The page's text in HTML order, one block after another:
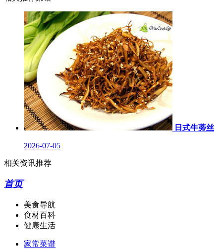
日式牛蒡丝
2026-07-05
相关资讯推荐
首页
美食导航
食材百科
健康生活
家常菜谱